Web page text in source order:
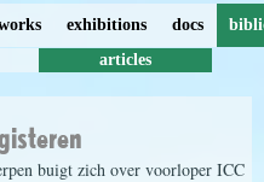
exhibitions docs
articles
buigt zich over voorloper ICC